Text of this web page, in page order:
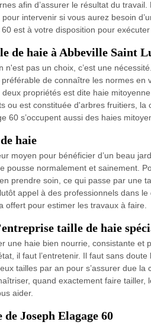
afin d’assurer le résultat du
intervenir si vous aurez besoin
est à votre disposition pour exécuter
de haie à Abbeville Saint
n'est pas un choix, c’est une
de connaître les normes en
propriétés est dite haie
ou est constituée d'arbres fruitiers,
60 s’occupent aussi des haies
haie
moyen pour bénéficier d’un beau
pousse normalement et sainement.
prendre soin, ce qui passe par une
appel à des professionnels dans
offert pour estimer les travaux à faire.
taille de haie
une haie bien nourrie, consistante et
il faut l’entretenir. Il faut sans
tailles par an pour s’assurer due
quand exactement faire tailler,
aider.
Joseph Elagage 60